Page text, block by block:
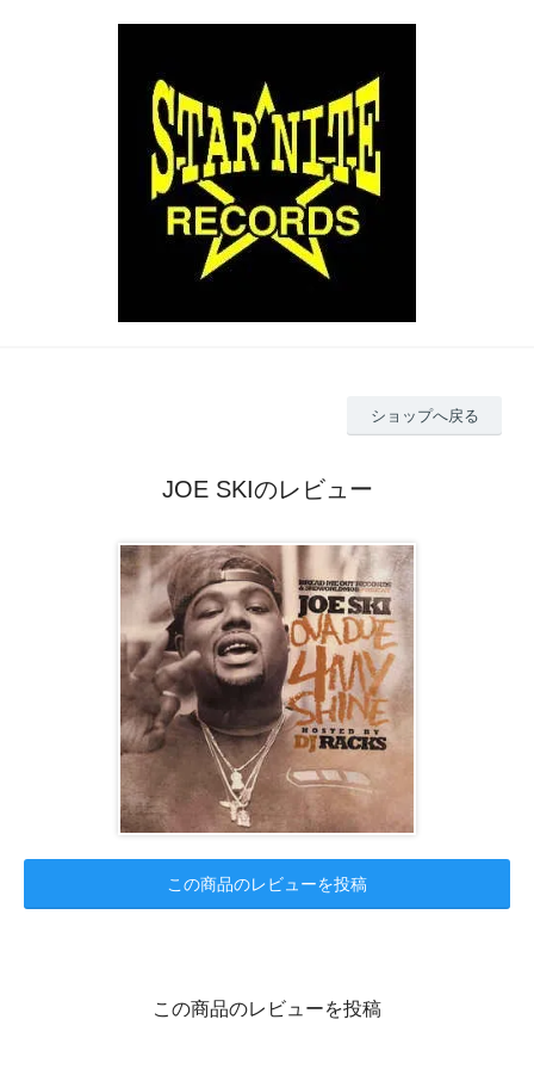
ショップへ戻る
JOE SKIのレビュー
この商品のレビューを投稿
この商品のレビューを投稿